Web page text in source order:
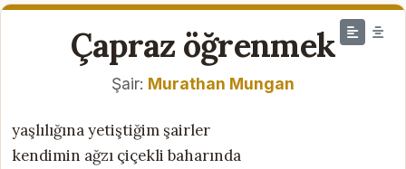
Çapraz öğrenmek
Şair: Murathan Mungan
yaşlılığına yetiştiğim şairler
kendimin ağzı çiçekli baharında